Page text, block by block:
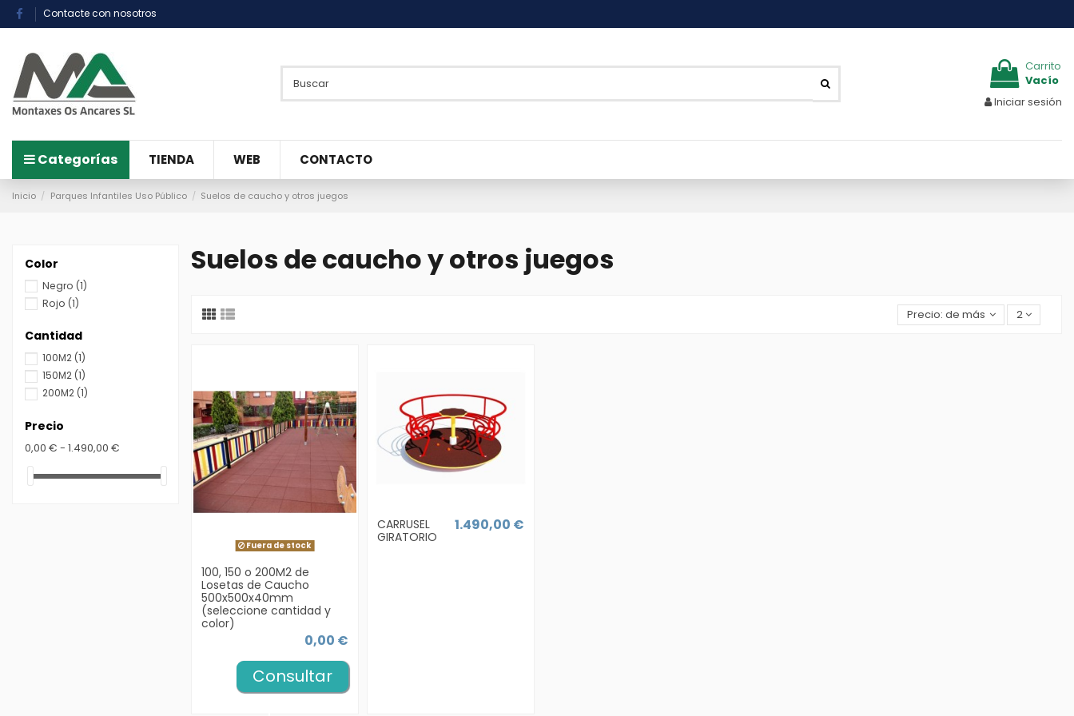
Contacte con nosotros
Carrito
Vacío
Iniciar sesión
Categorías TIENDA WEB CONTACTO
Inicio Parques Infantiles Uso Público Suelos de caucho y otros juegos
Suelos de caucho y otros juegos
Precio: de más bajo a más alto
2
Fuera de stock
100, 150 o 200M2 de
Losetas de Caucho
500x500x40mm
(seleccione cantidad y
color)
0,00 €
Consultar
CARRUSEL
GIRATORIO
1.490,00 €
Color
Negro (1)
Rojo (1)
Cantidad
100M2 (1)
150M2 (1)
200M2 (1)
Precio
0,00 € - 1.490,00 €